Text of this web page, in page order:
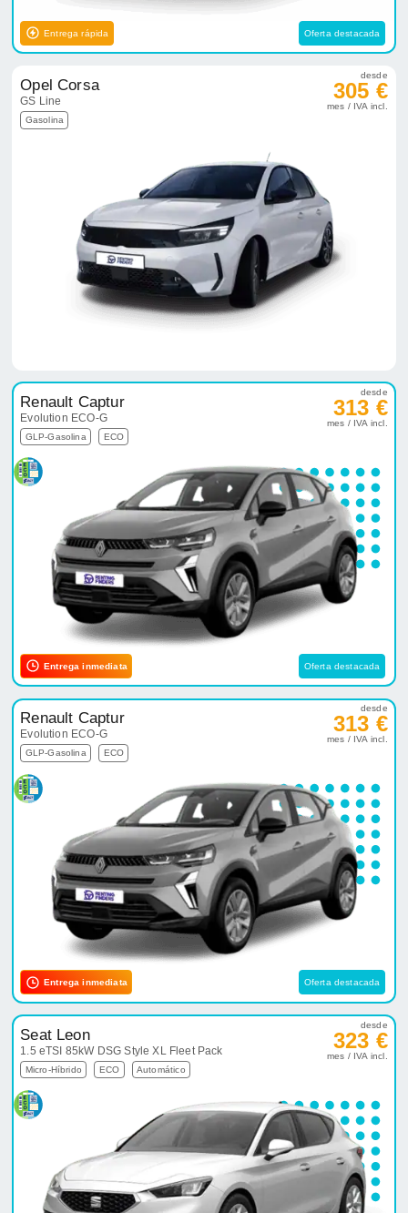
Entrega rápida Oferta destacada
Opel Corsa
GS Line
Gasolina
desde
305 €
mes / IVA incl.
Renault Captur
Evolution ECO-G
GLP-Gasolina ECO
desde
313 €
mes / IVA incl.
Entrega inmediata Oferta destacada
Renault Captur
Evolution ECO-G
GLP-Gasolina ECO
desde
313 €
mes / IVA incl.
Entrega inmediata Oferta destacada
Seat Leon
1.5 eTSI 85kW DSG Style XL Fleet Pack
Micro-Híbrido ECO Automático
desde
323 €
mes / IVA incl.